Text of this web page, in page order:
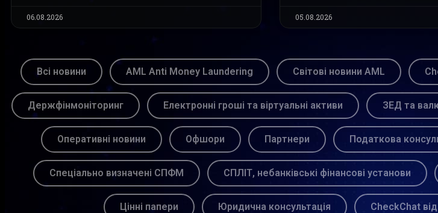
06.08.2026 05.08.2026
Всі новини AML Anti Money Laundering Світові новини AML
Держфінмоніторинг Електронні гроші та віртуальні активи ЗЕД та
Оперативні новини Офшори Партнери Податкова
Спеціально визначені СПФМ СПЛІТ, небанківські фінансові установи
Цінні папери Юридична консультація CheckChat